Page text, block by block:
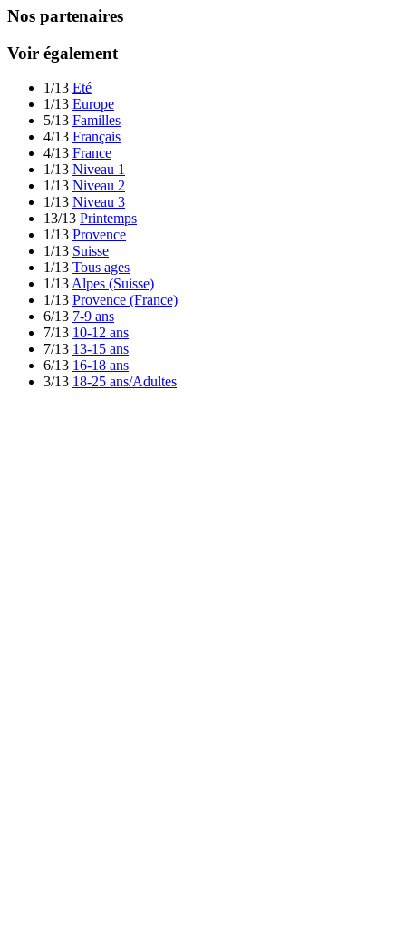
Nos partenaires
Voir également
1/13 Eté
1/13 Europe
5/13 Familles
4/13 Français
4/13 France
1/13 Niveau 1
1/13 Niveau 2
1/13 Niveau 3
13/13 Printemps
1/13 Provence
1/13 Suisse
1/13 Tous ages
1/13 Alpes (Suisse)
1/13 Provence (France)
6/13 7-9 ans
7/13 10-12 ans
7/13 13-15 ans
6/13 16-18 ans
3/13 18-25 ans/Adultes